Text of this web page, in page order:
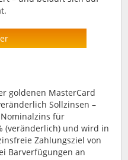
goldenen MasterCard
Sollzinsen –
für
(veränderlich) und wird in
Zahlungsziel von
Barverfügungen an